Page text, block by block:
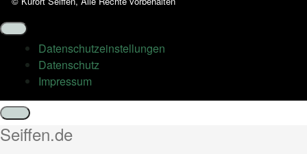
Datenschutz­einstellungen
Datenschutz
Impressum
Schließen
Seiffen.de